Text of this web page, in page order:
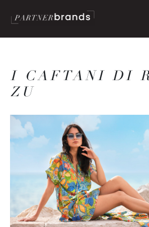
I CAFTANI DI
ZU